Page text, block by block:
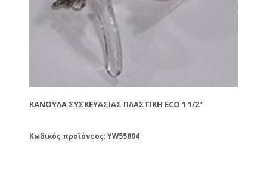
ΚΆΝΟΥΛΑ ΣΥΣΚΕΥΑΣΊΑΣ ΠΛΑΣΤΙΚΉ ECO 1 1/2"
Κωδικός προϊόντος: YW55804